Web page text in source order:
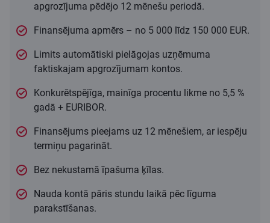
apgrozījuma pēdējo 12 mēnešu periodā.
Finansējuma apmērs – no 5 000 līdz 150 000 EUR.
Limits automātiski pielāgojas uzņēmuma
faktiskajam apgrozījumam kontos.
Konkurētspējīga, mainīga procentu likme no 5,5 %
gadā + EURIBOR.
Finansējums pieejams uz 12 mēnešiem, ar iespēju
termiņu pagarināt.
Bez nekustamā īpašuma ķīlas.
Nauda kontā pāris stundu laikā pēc līguma
parakstīšanas.